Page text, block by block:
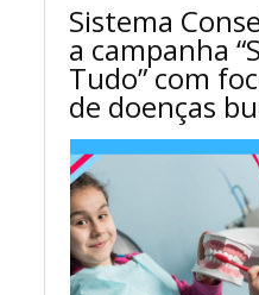
Sistema
a campanha
Tudo” com
de doenças